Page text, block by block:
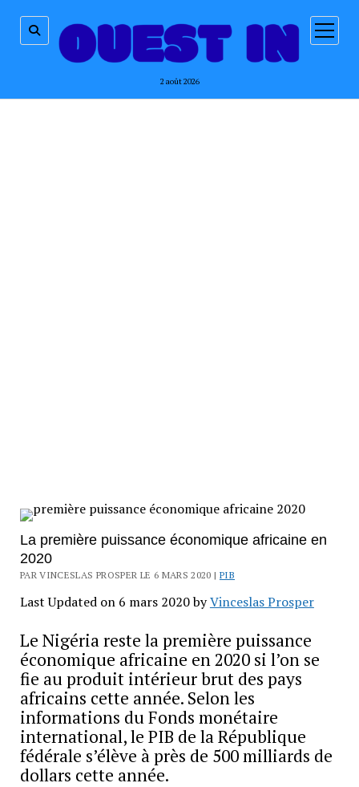
2 août 2026
ouvrir
menu
La première puissance économique africaine en
2020
PAR VINCESLAS PROSPER LE 6 MARS 2020 | PIB
Last Updated on 6 mars 2020 byVinceslas Prosper
Le Nigéria reste la première puissance
économique africaine en 2020 si l’on se
fie au produit intérieur brut des pays
africains cette année. Selon les
informations du Fonds monétaire
international, le PIB de la République
fédérale s’élève à près de 500 milliards de
dollars cette année.